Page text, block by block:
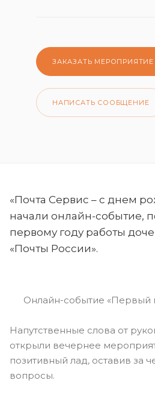
ЗАКАЗАТЬ МЕРОПРИЯТИЕ
НАПИСАТЬ СООБЩЕНИЕ
«Почта Сервис – с днем
начали онлайн-событие,
первому году работы
«Почты России».
Онлайн-событие «Первый
Напутственные слова от
открыли вечернее
позитивный лад, оставив за
вопросы.